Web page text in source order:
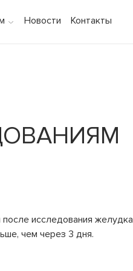
Новости Контакты
исследования желудка
чем через 3 дня.